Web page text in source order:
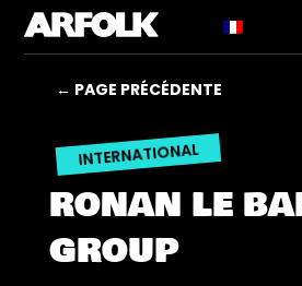
← PAGE PRÉCÉDENTE
INTERNATIONAL
RONAN LE
GROUP